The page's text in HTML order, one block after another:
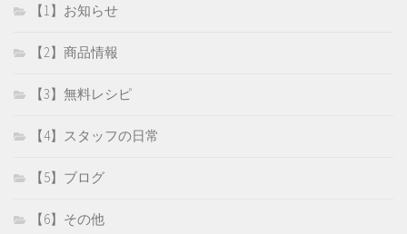
【1】お知らせ
【2】商品情報
【3】無料レシピ
【4】スタッフの日常
【5】ブログ
【6】その他